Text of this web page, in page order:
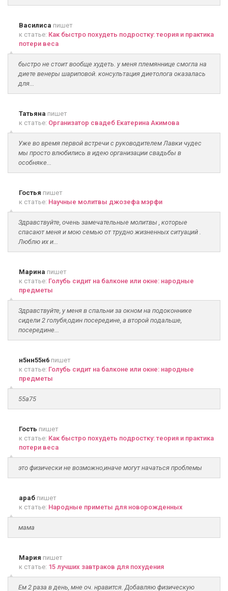
Василиса пишет
к статье: Как быстро похудеть подростку: теория и практика
потери веса
быстро не стоит вообще худеть. у меня племяннице смогла на
диете венеры шариповой. консультация диетолога оказалась
для...
Татьяна пишет
к статье: Организатор свадеб Екатерина Акимова
Уже во время первой встречи с руководителем Лавки чудес
мы просто влюбились в идею организации свадьбы в
особняке...
Гостья пишет
к статье: Научные молитвы джозефа мэрфи
Здравствуйте, очень замечательные молитвы , которые
спасают меня и мою семью от трудно жизненных ситуаций .
Люблю их и...
Марина пишет
к статье: Голубь сидит на балконе или окне: народные
предметы
Здравствуйте, у меня в спальни за окном на подоконнике
сидели 2 голубя,один посередине, а второй подальше,
посередине...
н5нн55н6 пишет
к статье: Голубь сидит на балконе или окне: народные
предметы
55а75
Гость пишет
к статье: Как быстро похудеть подростку: теория и практика
потери веса
это физически не возможно,иначе могут начаться проблемы
араб пишет
к статье: Народные приметы для новорожденных
мама
Мария пишет
к статье: 15 лучших завтраков для похудения
Ем 2 раза в день, мне оч. нравится. Добавляю физическую